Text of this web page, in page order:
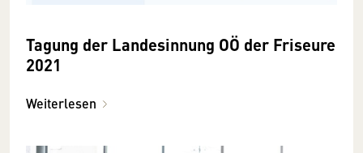
Tagung der Landesinnung OÖ der Friseure
2021
Weiterlesen